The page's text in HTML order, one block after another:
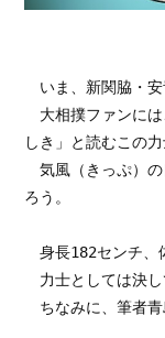
いま、新関脇・安
大相撲ファンには
しき」と読むこの
気風（きっぷ）の
ろう。
身長182センチ、
力士としては決し
ちなみに、筆者青